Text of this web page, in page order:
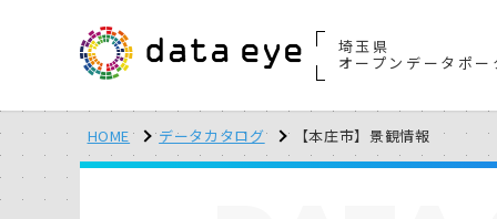
埼玉県
オープンデータポー
HOME データカタログ 【本庄市】景観情報